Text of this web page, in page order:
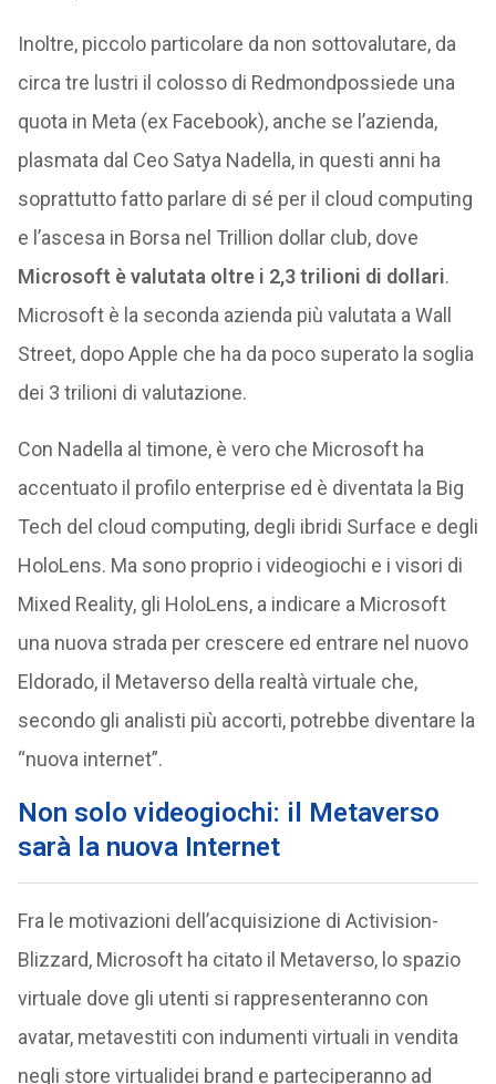
Inoltre, piccolo particolare da non sottovalutare, da
circa tre lustri il colosso di Redmondpossiede una
quota in Meta (ex Facebook), anche se l’azienda,
plasmata dal Ceo Satya Nadella, in questi anni ha
soprattutto fatto parlare di sé per il cloud computing
e l’ascesa in Borsa nel Trillion dollar club, dove
Microsoft è valutata oltre i 2,3 trilioni di dollari.
Microsoft è la seconda azienda più valutata a Wall
Street, dopo Apple che ha da poco superato la soglia
dei 3 trilioni di valutazione.
Con Nadella al timone, è vero che Microsoft ha
accentuato il profilo enterprise ed è diventata la Big
Tech del cloud computing, degli ibridi Surface e degli
HoloLens. Ma sono proprio i videogiochi e i visori di
Mixed Reality, gli HoloLens, a indicare a Microsoft
una nuova strada per crescere ed entrare nel nuovo
Eldorado, il Metaverso della realtà virtuale che,
secondo gli analisti più accorti, potrebbe diventare la
“nuova internet”.
Non solo videogiochi: il Metaverso
sarà la nuova Internet
Fra le motivazioni dell’acquisizione di Activision-
Blizzard, Microsoft ha citato il Metaverso, lo spazio
virtuale dove gli utenti si rappresenteranno con
avatar, metavestiti con indumenti virtuali in vendita
negli store virtualidei brand e parteciperanno ad